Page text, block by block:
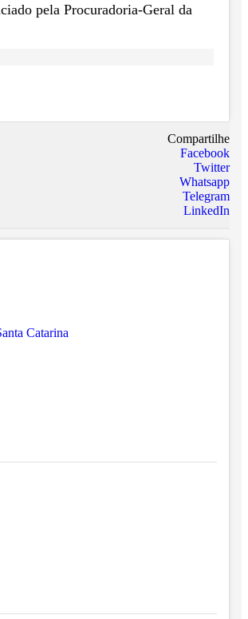
pela Procuradoria-Geral da
Compartilhe
Facebook
Twitter
Whatsapp
Telegram
LinkedIn